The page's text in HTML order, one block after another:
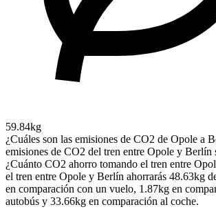
59.84kg
¿Cuáles son las emisiones de CO2 de Opole a
emisiones de CO2 del tren entre Opole y Berlín
¿Cuánto CO2 ahorro tomando el tren entre
el tren entre Opole y Berlín ahorrarás 48.63kg
en comparación con un vuelo, 1.87kg en
autobús y 33.66kg en comparación al coche.